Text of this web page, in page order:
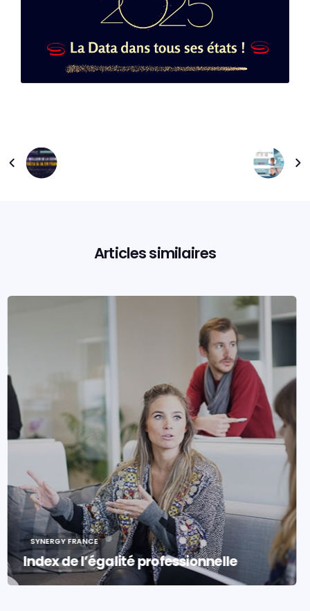
Articles similaires
EVENTS SYNERGY FRANCE
Synergy France , partenaire ELITE
SNOWFLAKE